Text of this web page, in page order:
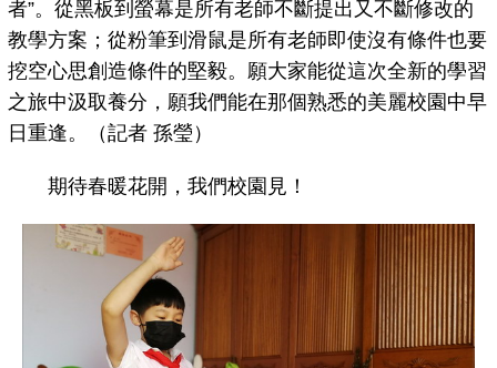
者”。從黑板到螢幕是所有老師不斷提出又不斷修改的
教學方案；從粉筆到滑鼠是所有老師即使沒有條件也要
挖空心思創造條件的堅毅。願大家能從這次全新的學習
之旅中汲取養分，願我們能在那個熟悉的美麗校園中早
日重逢。（記者 孫瑩）
期待春暖花開，我們校園見！